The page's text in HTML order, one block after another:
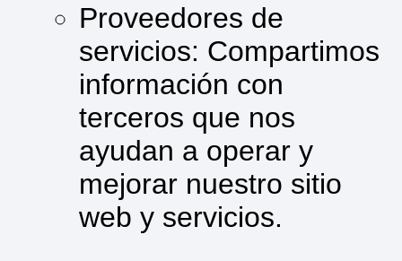
Proveedores de
servicios: Compartimos
información con
terceros que nos
ayudan a operar y
mejorar nuestro sitio
web y servicios.